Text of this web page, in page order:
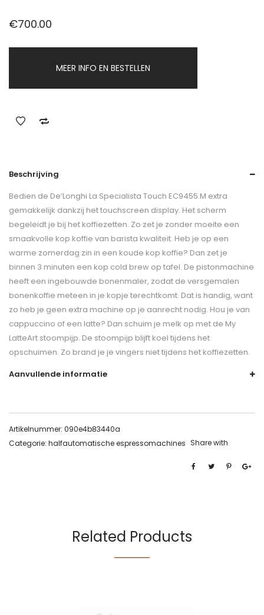
€700.00
MEER INFO EN BESTELLEN
Beschrijving
Bedien de De’Longhi La Specialista Touch EC9455.M extra
gemakkelijk dankzij het touchscreen display. Het scherm
begeleidt je bij het koffiezetten. Zo zet je zonder moeite een
smaakvolle kop koffie van barista kwaliteit. Heb je op een
warme zomerdag zin in een koude kop koffie? Dan zet je
binnen 3 minuten een kop cold brew op tafel. De pistonmachine
heeft een ingebouwde bonenmaler, zodat de versgemalen
bonenkoffie meteen in je kopje terechtkomt. Dat is handig, want
zo heb je geen extra machine op je aanrecht nodig. Hou je van
cappuccino of een latte? Dan schuim je melk op met de My
LatteArt stoompijp. De stoompijp blijft koel tijdens het
opschuimen. Zo brand je je vingers niet tijdens het koffiezetten.
Aanvullende informatie
Artikelnummer: 090e4b83440a
Categorie: halfautomatische espressomachines Share with
Related Products